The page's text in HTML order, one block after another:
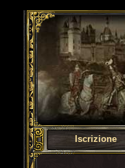
Iscrizione